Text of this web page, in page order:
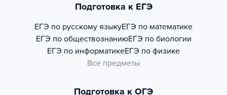
Подготовка к ЕГЭ
ЕГЭ по русскому языкуЕГЭ по математике
ЕГЭ по обществознаниюЕГЭ по биологии
ЕГЭ по информатикеЕГЭ по физике
Все предметы
Подготовка к ОГЭ